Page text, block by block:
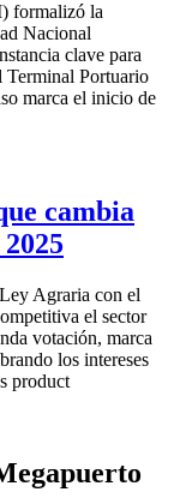
formalizó la
Nacional
clave para
Terminal Portuario
marca el inicio de
cambia
Agraria con el
el sector
votación, marca
los intereses
product